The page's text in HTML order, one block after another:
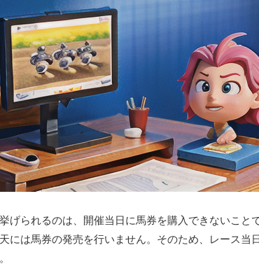
げられるのは、開催当日に馬券を購入できないこと
には馬券の発売を行いません。そのため、レース当